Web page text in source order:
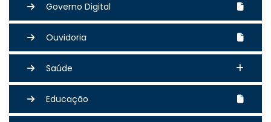
Governo Digital
Ouvidoria
Saúde
Educação